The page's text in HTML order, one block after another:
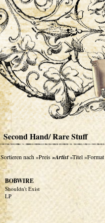
Second Hand/ Rare Stuff
Sortieren nach»Preis»Artist»Titel»Format
BOBWIRE
Shouldn't Exist
LP